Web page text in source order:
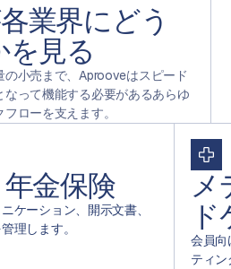
業界にどう
を見る
の小売まで、Aprooveはスピード
なって機能する必要があるあらゆ
ローを支えます。
金保険
ケーション、開示文書、
理します。
メ
会員向
ティ